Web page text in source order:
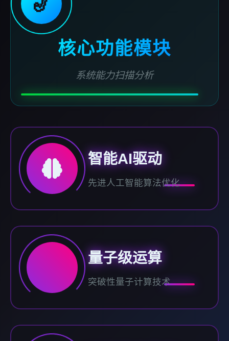
核心功能模块
系统能力扫描分析
智能AI驱动
先进人工智能算法优化
量子级运算
突破性量子计算技术